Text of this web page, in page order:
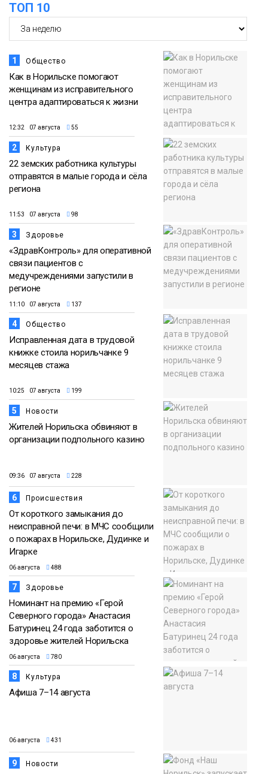
ТОП 10
1 Общество
Как в Норильске помогают
женщинам из исправительного
центра адаптироваться к жизни
12:32 07 августа 55
2 Культура
22 земских работника культуры
отправятся в малые города и сёла
региона
11:53 07 августа 98
3 Здоровье
«ЗдравКонтроль» для оперативной
связи пациентов с
медучреждениями запустили в
регионе
11:10 07 августа 137
4 Общество
Исправленная дата в трудовой
книжке стоила норильчанке 9
месяцев стажа
10:25 07 августа 199
5 Новости
Жителей Норильска обвиняют в
организации подпольного казино
09:36 07 августа 228
6 Происшествия
От короткого замыкания до
неисправной печи: в МЧС сообщили
о пожарах в Норильске, Дудинке и
Игарке
06 августа 488
7 Здоровье
Номинант на премию «Герой
Северного города» Анастасия
Батуринец 24 года заботится о
здоровье жителей Норильска
06 августа 780
8 Культура
Афиша 7–14 августа
06 августа 431
9 Новости